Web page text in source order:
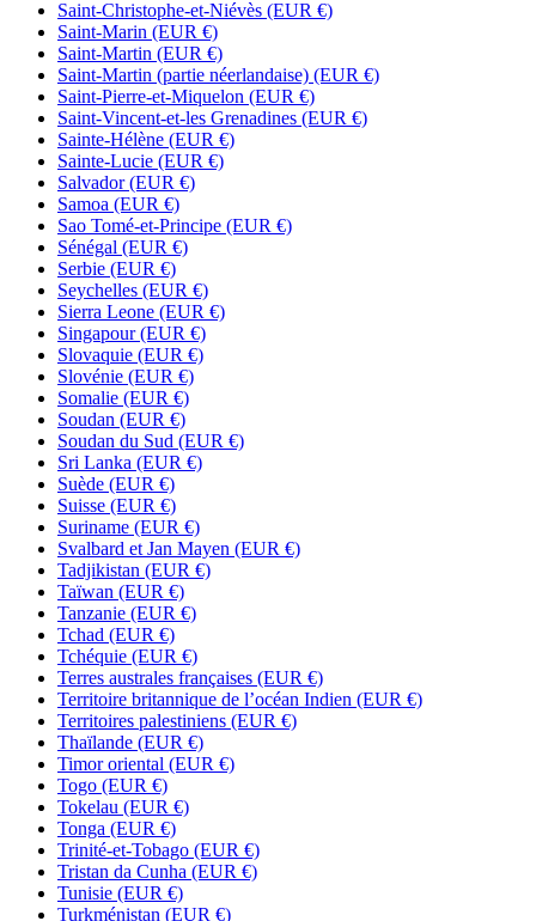
Saint-Christophe-et-Niévès (EUR €)
Saint-Marin (EUR €)
Saint-Martin (EUR €)
Saint-Martin (partie néerlandaise) (EUR €)
Saint-Pierre-et-Miquelon (EUR €)
Saint-Vincent-et-les Grenadines (EUR €)
Sainte-Hélène (EUR €)
Sainte-Lucie (EUR €)
Salvador (EUR €)
Samoa (EUR €)
Sao Tomé-et-Principe (EUR €)
Sénégal (EUR €)
Serbie (EUR €)
Seychelles (EUR €)
Sierra Leone (EUR €)
Singapour (EUR €)
Slovaquie (EUR €)
Slovénie (EUR €)
Somalie (EUR €)
Soudan (EUR €)
Soudan du Sud (EUR €)
Sri Lanka (EUR €)
Suède (EUR €)
Suisse (EUR €)
Suriname (EUR €)
Svalbard et Jan Mayen (EUR €)
Tadjikistan (EUR €)
Taïwan (EUR €)
Tanzanie (EUR €)
Tchad (EUR €)
Tchéquie (EUR €)
Terres australes françaises (EUR €)
Territoire britannique de l’océan Indien (EUR €)
Territoires palestiniens (EUR €)
Thaïlande (EUR €)
Timor oriental (EUR €)
Togo (EUR €)
Tokelau (EUR €)
Tonga (EUR €)
Trinité-et-Tobago (EUR €)
Tristan da Cunha (EUR €)
Tunisie (EUR €)
Turkménistan (EUR €)